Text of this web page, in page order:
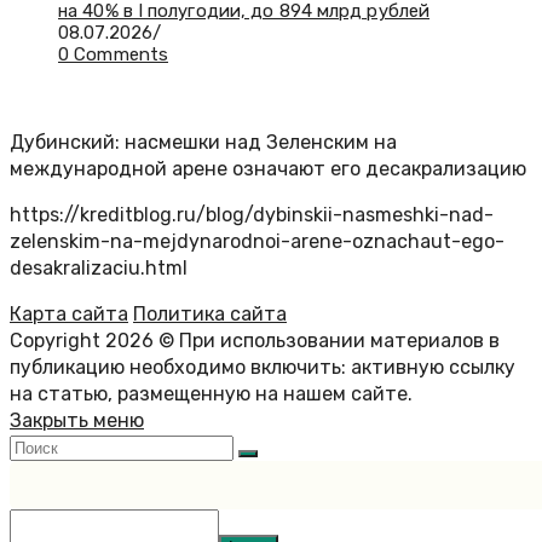
на 40% в I полугодии, до 894 млрд рублей
08.07.2026/
0 Comments
Дубинский: насмешки над Зеленским на
международной арене означают его десакрализацию
https://kreditblog.ru/blog/dybinskii-nasmeshki-nad-
zelenskim-na-mejdynarodnoi-arene-oznachaut-ego-
desakralizaciu.html
Карта сайта Политика сайта
Copyright 2026 © При использовании материалов в
публикацию необходимо включить: активную ссылку
на статью, размещенную на нашем сайте.
Закрыть меню